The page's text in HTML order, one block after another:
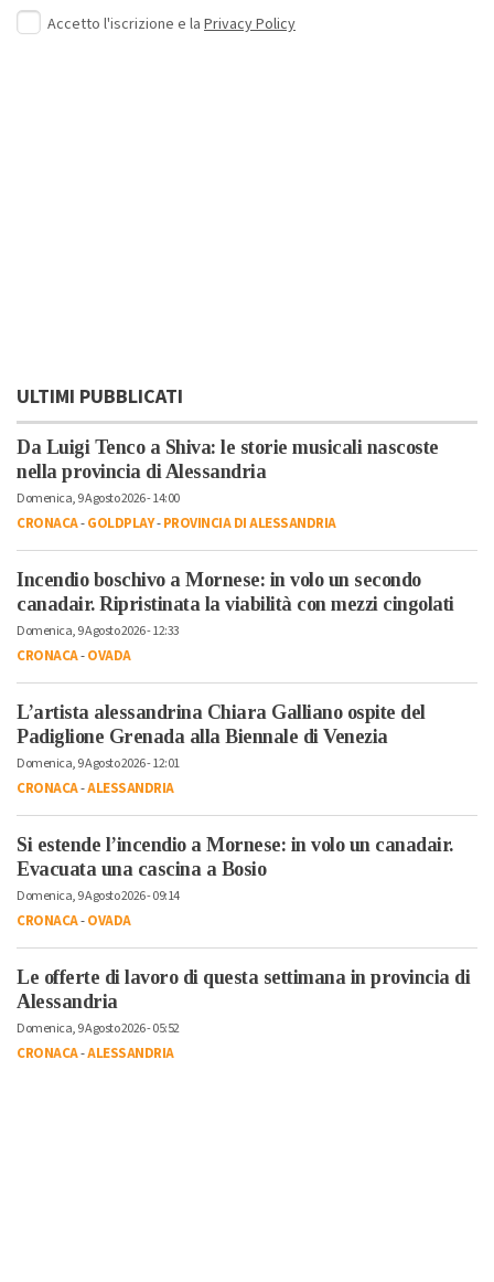
Accetto l'iscrizione e la Privacy Policy
ULTIMI PUBBLICATI
Da Luigi Tenco a Shiva: le storie musicali nascoste
nella provincia di Alessandria
Domenica, 9 Agosto 2026 - 14:00
CRONACA-GOLDPLAY-PROVINCIA DI ALESSANDRIA
Incendio boschivo a Mornese: in volo un secondo
canadair. Ripristinata la viabilità con mezzi cingolati
Domenica, 9 Agosto 2026 - 12:33
CRONACA-OVADA
L’artista alessandrina Chiara Galliano ospite del
Padiglione Grenada alla Biennale di Venezia
Domenica, 9 Agosto 2026 - 12:01
CRONACA-ALESSANDRIA
Si estende l’incendio a Mornese: in volo un canadair.
Evacuata una cascina a Bosio
Domenica, 9 Agosto 2026 - 09:14
CRONACA-OVADA
Le offerte di lavoro di questa settimana in provincia di
Alessandria
Domenica, 9 Agosto 2026 - 05:52
CRONACA-ALESSANDRIA